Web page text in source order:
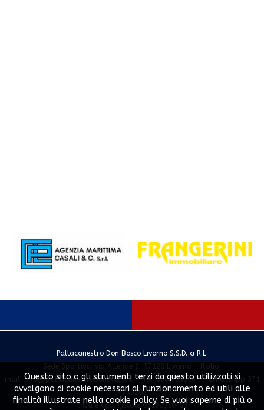
Pallacanestro Don Bosco Livorno S.S.D. a R.L.
Sede Sportiva: via Allende 2, 57128 Livorno - Italia
mail: info@pallacanestrodonbosco.it - Tel. 0586 858167 - WhatsApp 371
4739203
P. Iva e Cod. Fiscale 01192910493
Questo sito o gli strumenti terzi da questo utilizzati si
avvalgono di cookie necessari al funzionamento ed utili alle
finalità illustrate nella cookie policy. Se vuoi saperne di più o